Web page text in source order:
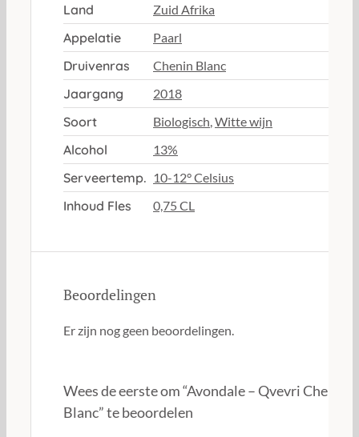
Land Zuid Afrika
Appelatie Paarl
Druivenras Chenin Blanc
Jaargang 2018
Soort Biologisch Witte wijn
Alcohol 13%
Serveertemp. 10-12° Celsius
Inhoud Fles 0,75 CL
Beoordelingen
Er zijn nog geen beoordelingen.
Wees de eerste om “Avondale – Qvevri Chenin
Blanc” te beoordelen